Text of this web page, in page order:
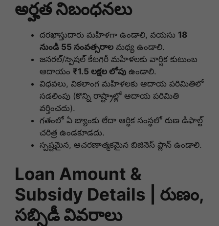
అర్హత నిబంధనలు
దరఖాస్తుదారు మహిళగా ఉండాలి, వయసు 18
నుండి 55 సంవత్సరాల మధ్య ఉండాలి.
జనరల్/స్పెషల్ కేటగిరీ మహిళలకు వార్షిక కుటుంబ
ఆదాయం ₹1.5 లక్షల లోపు ఉండాలి.
విధవలు, వికలాంగ మహిళలకు ఆదాయ పరిమితిలో
సడలింపు (కొన్ని రాష్ట్రాల్లో ఆదాయ పరిమితి
వర్తించదు).
గతంలో ఏ బ్యాంకు లేదా ఆర్థిక సంస్థలో రుణ డిఫాల్ట్
చరిత్ర ఉండకూడదు.
స్పష్టమైన, ఆచరణాత్మకమైన బిజినెస్ ప్లాన్ ఉండాలి.
Loan Amount &
Subsidy Details | రుణం,
సబ్సిడీ వివరాలు